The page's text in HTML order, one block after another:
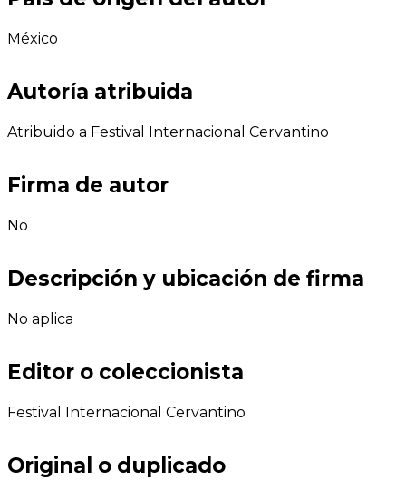
México
Autoría atribuida
Atribuido a Festival Internacional Cervantino
Firma de autor
No
Descripción y ubicación de firma
No aplica
Editor o coleccionista
Festival Internacional Cervantino
Original o duplicado